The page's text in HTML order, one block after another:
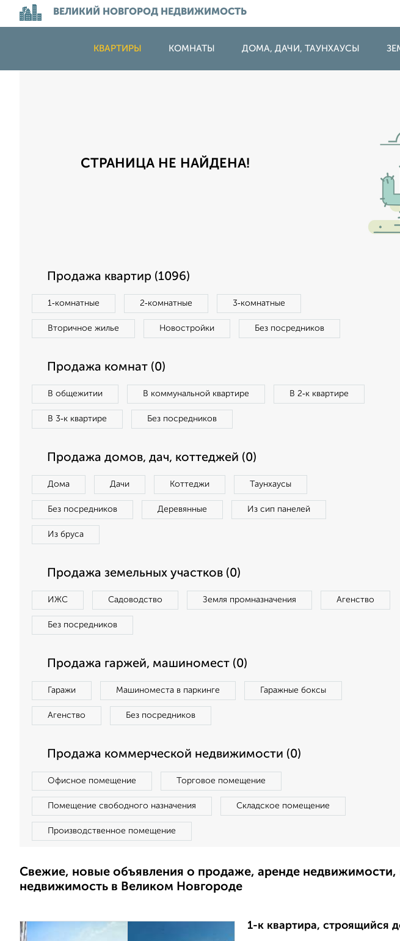
ВЕЛИКИЙ НОВГОРОД НЕДВИЖИМОСТЬ
КВАРТИРЫ КОМНАТЫ ДОМА, ДАЧИ, ТАУНХАУСЫ
СТРАНИЦА НЕ НАЙДЕНА!
Продажа квартир (1096)
1‑комнатные 2‑комнатные 3‑комнатные
Вторичное жилье Новостройки Без посредников
Продажа комнат (0)
В общежитии В коммунальной квартире В 2‑к квартире
В 3‑к квартире Без посредников
Продажа домов, дач, коттеджей (0)
Дома Дачи Коттеджи Таунхаусы
Без посредников Деревянные Из сип панелей
Из бруса
Продажа земельных участков (0)
ИЖС Садоводство Земля промназначения Агенство
Без посредников
Продажа гаржей, машиномест (0)
Гаражи Машиноместа в паркинге Гаражные боксы
Агенство Без посредников
Продажа коммерческой недвижимости (0)
Офисное помещение Торговое помещение
Помещение свободного назначения Складское помещение
Производственное помещение
Свежие, новые объявления о продаже, аренде
недвижимость в Великом Новгороде
1-к квартира, строящийся